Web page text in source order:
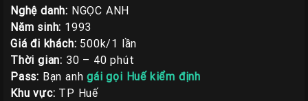
Nghệ danh: NGỌC ANH
Năm sinh: 1993
Giá đi khách: 500k/1 lần
Thời gian: 30 – 40 phút
Pass: Bạn anhgái gọi Huế kiểm định
Khu vực: TP Huế